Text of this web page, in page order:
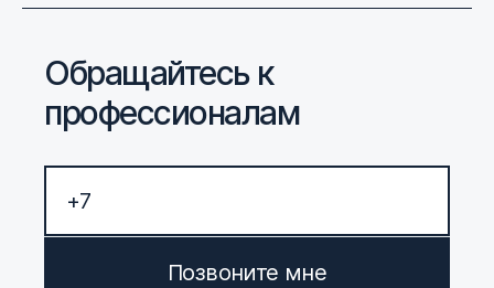
Обращайтесь к
профессионалам
Позвоните мне